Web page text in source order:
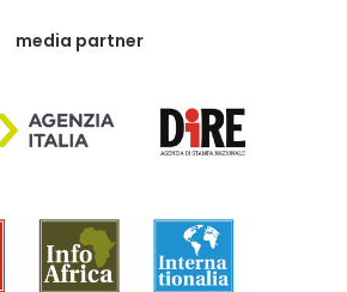
media partner